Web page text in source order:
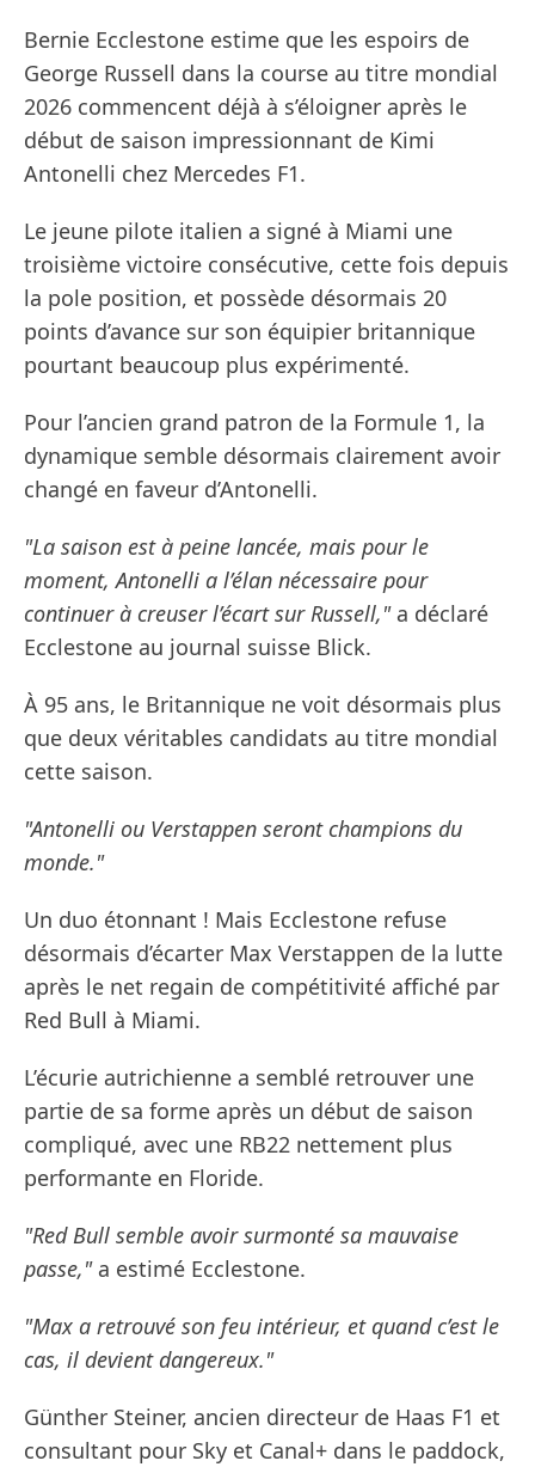
Bernie Ecclestone estime que les espoirs de
George Russell dans la course au titre mondial
2026 commencent déjà à s’éloigner après le
début de saison impressionnant de Kimi
Antonelli chez Mercedes F1.
Le jeune pilote italien a signé à Miami une
troisième victoire consécutive, cette fois depuis
la pole position, et possède désormais 20
points d’avance sur son équipier britannique
pourtant beaucoup plus expérimenté.
Pour l’ancien grand patron de la Formule 1, la
dynamique semble désormais clairement avoir
changé en faveur d’Antonelli.
"La saison est à peine lancée, mais pour le
moment, Antonelli a l’élan nécessaire pour
continuer à creuser l’écart sur Russell,"a déclaré
Ecclestone au journal suisse Blick.
À 95 ans, le Britannique ne voit désormais plus
que deux véritables candidats au titre mondial
cette saison.
"Antonelli ou Verstappen seront champions du
monde."
Un duo étonnant ! Mais Ecclestone refuse
désormais d’écarter Max Verstappen de la lutte
après le net regain de compétitivité affiché par
Red Bull à Miami.
L’écurie autrichienne a semblé retrouver une
partie de sa forme après un début de saison
compliqué, avec une RB22 nettement plus
performante en Floride.
"Red Bull semble avoir surmonté sa mauvaise
passe,"a estimé Ecclestone.
"Max a retrouvé son feu intérieur, et quand c’est le
cas, il devient dangereux."
Günther Steiner, ancien directeur de Haas F1 et
consultant pour Sky et Canal+ dans le paddock,